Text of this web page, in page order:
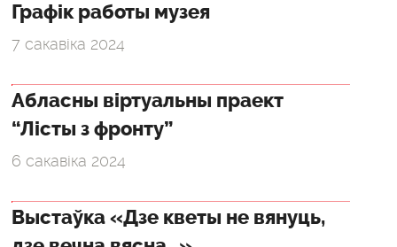
Графік работы музея
7 сакавіка 2024
Абласны віртуальны праект
“Лісты з фронту”
6 сакавіка 2024
Выстаўка «Дзе кветы не вянуць,